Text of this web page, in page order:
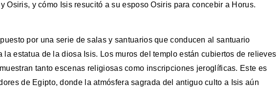
Osiris, y cómo Isis resucitó a su esposo Osiris para concebir a Horus.
por una serie de salas y santuarios que conducen al santuario
la estatua de la diosa Isis. Los muros del templo están cubiertos de relieves
tanto escenas religiosas como inscripciones jeroglíficas. Este es
de Egipto, donde la atmósfera sagrada del antiguo culto a Isis aún